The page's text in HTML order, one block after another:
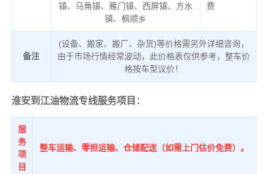
镇、马角镇、雁门镇、西屏镇、方水
镇、枫顺乡
费
备注
(设备、搬家、搬厂、杂货)等价格需另外详细咨询，
由于市场行情经常波动，此价格表仅供参考，整车价
格按车型议价！
淮安到江油物流专线服务项目：
服
务
项
目
整车运输、零担运输、仓储配送（如需上门估价免费）。